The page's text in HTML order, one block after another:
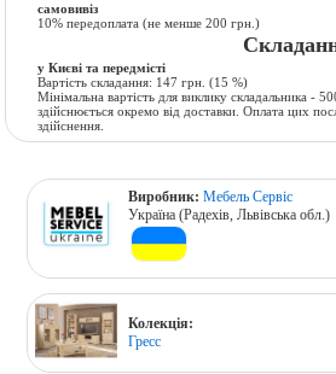
самовивіз
10% передоплата (не менше 200 грн.)
у Києві та передмісті
Вартість складання: 147 грн. (15 %)
Мінімальна вартість для виклику складальника -
здійснюється окремо від доставки. Оплата цих
здійснення.
Виробник:Мебель Сервіс
Україна (Радехів, Львівська обл.)
Колекція:
Гресс